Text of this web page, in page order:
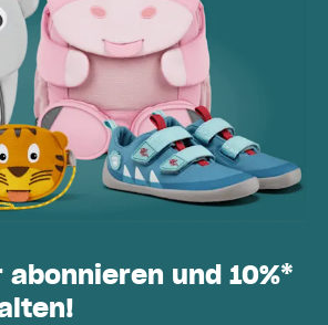
und 10%*